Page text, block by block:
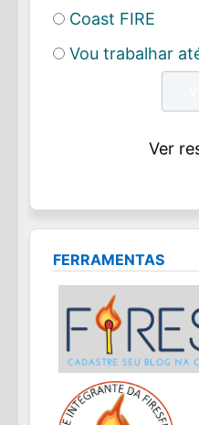
Coast FIRE
Vou trabalhar
Ver
FERRAMENTAS